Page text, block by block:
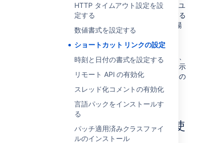
HTTP タイムアウト設定を設
定する
数値書式を設定する
ショートカット リンクの設定
時刻と日付の書式を設定する
リモート API の有効化
スレッド化コメントの有効化
言語パックをインストールす
る
パッチ適用済みクラスファイ
ルのインストール
の URL です。URL 内に '%s' を使用してユ
ーザーの入力が挿入される場所を指定する
ことができます。URL 内に '%s' がない場
合、ユーザーの入力は末尾に挿入されま
既定のエイリアスを入力します。これは、
ショートカットが使用されるページに表示
されるリンクのテキストです。ユーザーの
テキストは '%s' に置換されています。
ショートカット リンクの使